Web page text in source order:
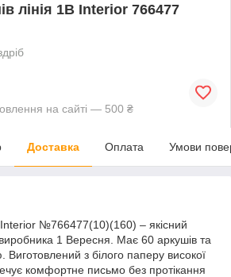
лінія 1В Interior 766477
на сайті — 500 ₴
Доставка Оплата Умови
№766477(10)(160) – якісний
виробника 1 Вересня. Має 60 аркушів та
Виготовлений з білого паперу високої
комфортне письмо без протікання